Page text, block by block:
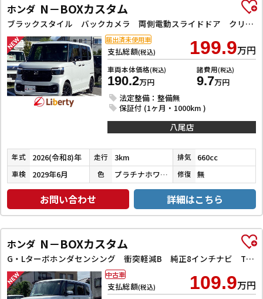
ホンダ N－BOXカスタム
ブラックスタイル バックカメラ 両側電動スライドドア クリアランスソナー オートクルーズコントロール レーンアシスト 衝突被害軽減システム オートライト LEDヘッドランプ スマートキー アイドリングストップ
支払総額(税込) 199.9万円
車両本体価格(税込)
190.2万円
諸費用(税込)
9.7万円
法定整備：整備無
保証付 (1ヶ月・1000km )
届出済未使用車
八尾店
年式 2026(令和8)年 走行 3km 排気 660cc
車検 2029年6月 色 プラチナホワイトパール 修復 無
お問い合わせ 詳細はこちら
ホンダ N－BOXカスタム
G・Lターボホンダセンシング 衝突軽減B 純正8インチナビ TV Bluetooth対応 Bカメラ ビルドインETC 両側自動ドア アダプティブクルーズコントロール 革巻きステアリング パドルシフト LEDヘッドライト スマートキ
支払総額(税込) 109.9万円
中古車